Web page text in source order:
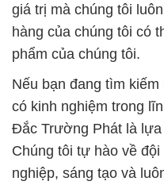
giá trị mà chúng tôi
hàng của chúng tôi có
phẩm của chúng tôi.
Nếu bạn đang tìm
có kinh nghiệm trong
Đắc Trường Phát là lựa
Chúng tôi tự hào về
nghiệp, sáng tạo và